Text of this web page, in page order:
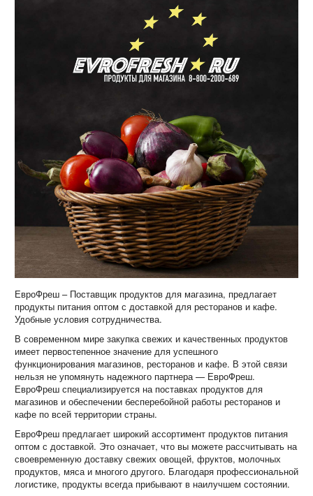
ЕвроФреш – Поставщик продуктов для магазина, предлагает
продукты питания оптом с доставкой для ресторанов и кафе.
Удобные условия сотрудничества.
В современном мире закупка свежих и качественных продуктов
имеет первостепенное значение для успешного
функционирования магазинов, ресторанов и кафе. В этой связи
нельзя не упомянуть надежного партнера — ЕвроФреш.
ЕвроФреш специализируется на поставках продуктов для
магазинов и обеспечении бесперебойной работы ресторанов и
кафе по всей территории страны.
ЕвроФреш предлагает широкий ассортимент продуктов питания
оптом с доставкой. Это означает, что вы можете рассчитывать на
своевременную доставку свежих овощей, фруктов, молочных
продуктов, мяса и многого другого. Благодаря профессиональной
логистике, продукты всегда прибывают в наилучшем состоянии.